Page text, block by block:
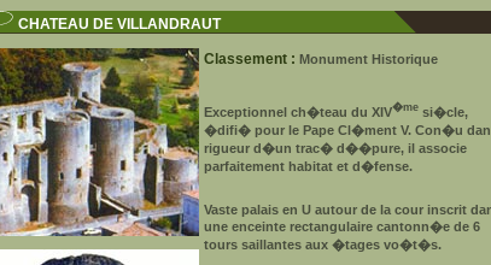
CHATEAU DE VILLANDRAUT
Classement : Monument Historique
Exceptionnel ch�teau du XIV�me si�cle,
�difi� pour le Pape Cl�ment V. Con�u
rigueur d�un trac� d��pure, il associe
parfaitement habitat et d�fense.
Vaste palais en U autour de la cour inscrit
une enceinte rectangulaire cantonn�e de 6
tours saillantes aux �tages vo�t�s.